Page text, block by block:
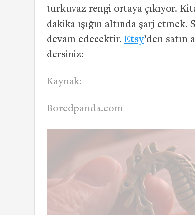
turkuvaz rengi ortaya çıkıyor.
dakika ışığın altında şarj etmek.
devam edecektir. Etsy’den satın
dersiniz:
Kaynak:
Boredpanda.com